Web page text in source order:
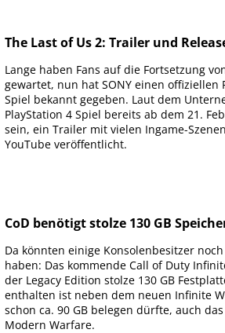
The Last of Us 2: Trailer und
Lange haben Fans auf die Fortsetzung
gewartet, nun hat SONY einen offiziellen
Spiel bekannt gegeben. Laut dem
PlayStation 4 Spiel bereits ab dem 21.
sein, ein Trailer mit vielen Ingame-
YouTube veröffentlicht.
CoD benötigt stolze 130 GB
Da könnten einige Konsolenbesitzer
haben: Das kommende Call of Duty
der Legacy Edition stolze 130 GB
enthalten ist neben dem neuen Infinite
schon ca. 90 GB belegen dürfte, auch
Modern Warfare.